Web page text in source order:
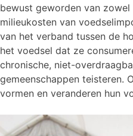
bewust geworden van
milieukosten van
van het verband tussen de
het voedsel dat ze
chronische, niet-
gemeenschappen teisteren.
vormen en veranderen hun